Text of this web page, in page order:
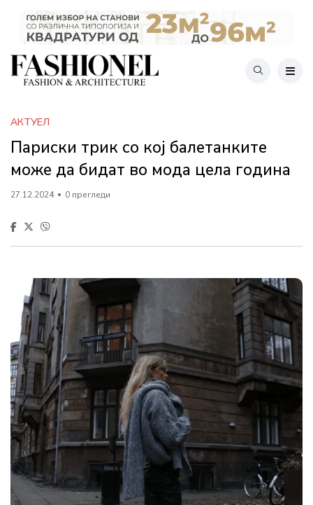
АКТУЕЛ
Париски трик со кој балетанките
може да бидат во мода цела година
27.12.2024 0 прегледи